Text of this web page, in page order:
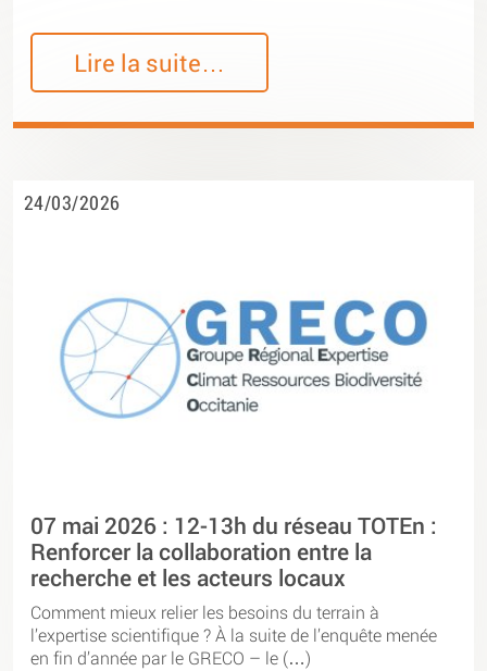
Lire la suite…
24/03/2026
07 mai 2026 : 12-13h du réseau TOTEn :
Renforcer la collaboration entre la
recherche et les acteurs locaux
Comment mieux relier les besoins du terrain à
l’expertise scientifique ? À la suite de l’enquête menée
en fin d’année par le GRECO – le (…)